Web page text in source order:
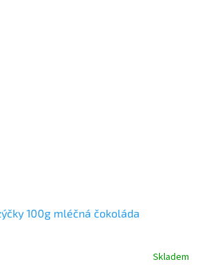
100g mléčná čokoláda
Skladem